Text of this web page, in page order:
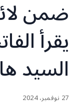
ضمن
يقرأ
السيد
27 نوفمبر، 2024